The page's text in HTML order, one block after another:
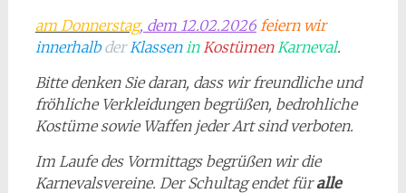
am Donnerstag, dem 12.02.2026feiern wir
innerhalbderKlassen inKostümenKarneval.
Bitte denken Sie daran, dass wir freundliche und
fröhliche Verkleidungen begrüßen, bedrohliche
Kostüme sowie Waffen jeder Art sind verboten.
Im Laufe des Vormittags begrüßen wir die
Karnevalsvereine. Der Schultag endet füralle